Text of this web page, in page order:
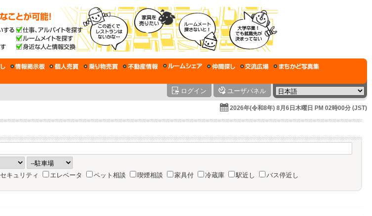
ログイン ユーザパネル
2026年(令和8年) 8月6日木曜日 PM 02時00分 (JST)
セキュリティ エレベータ ペット相談 喫煙相談 家具付 冷蔵庫 駅近し
バス停近し